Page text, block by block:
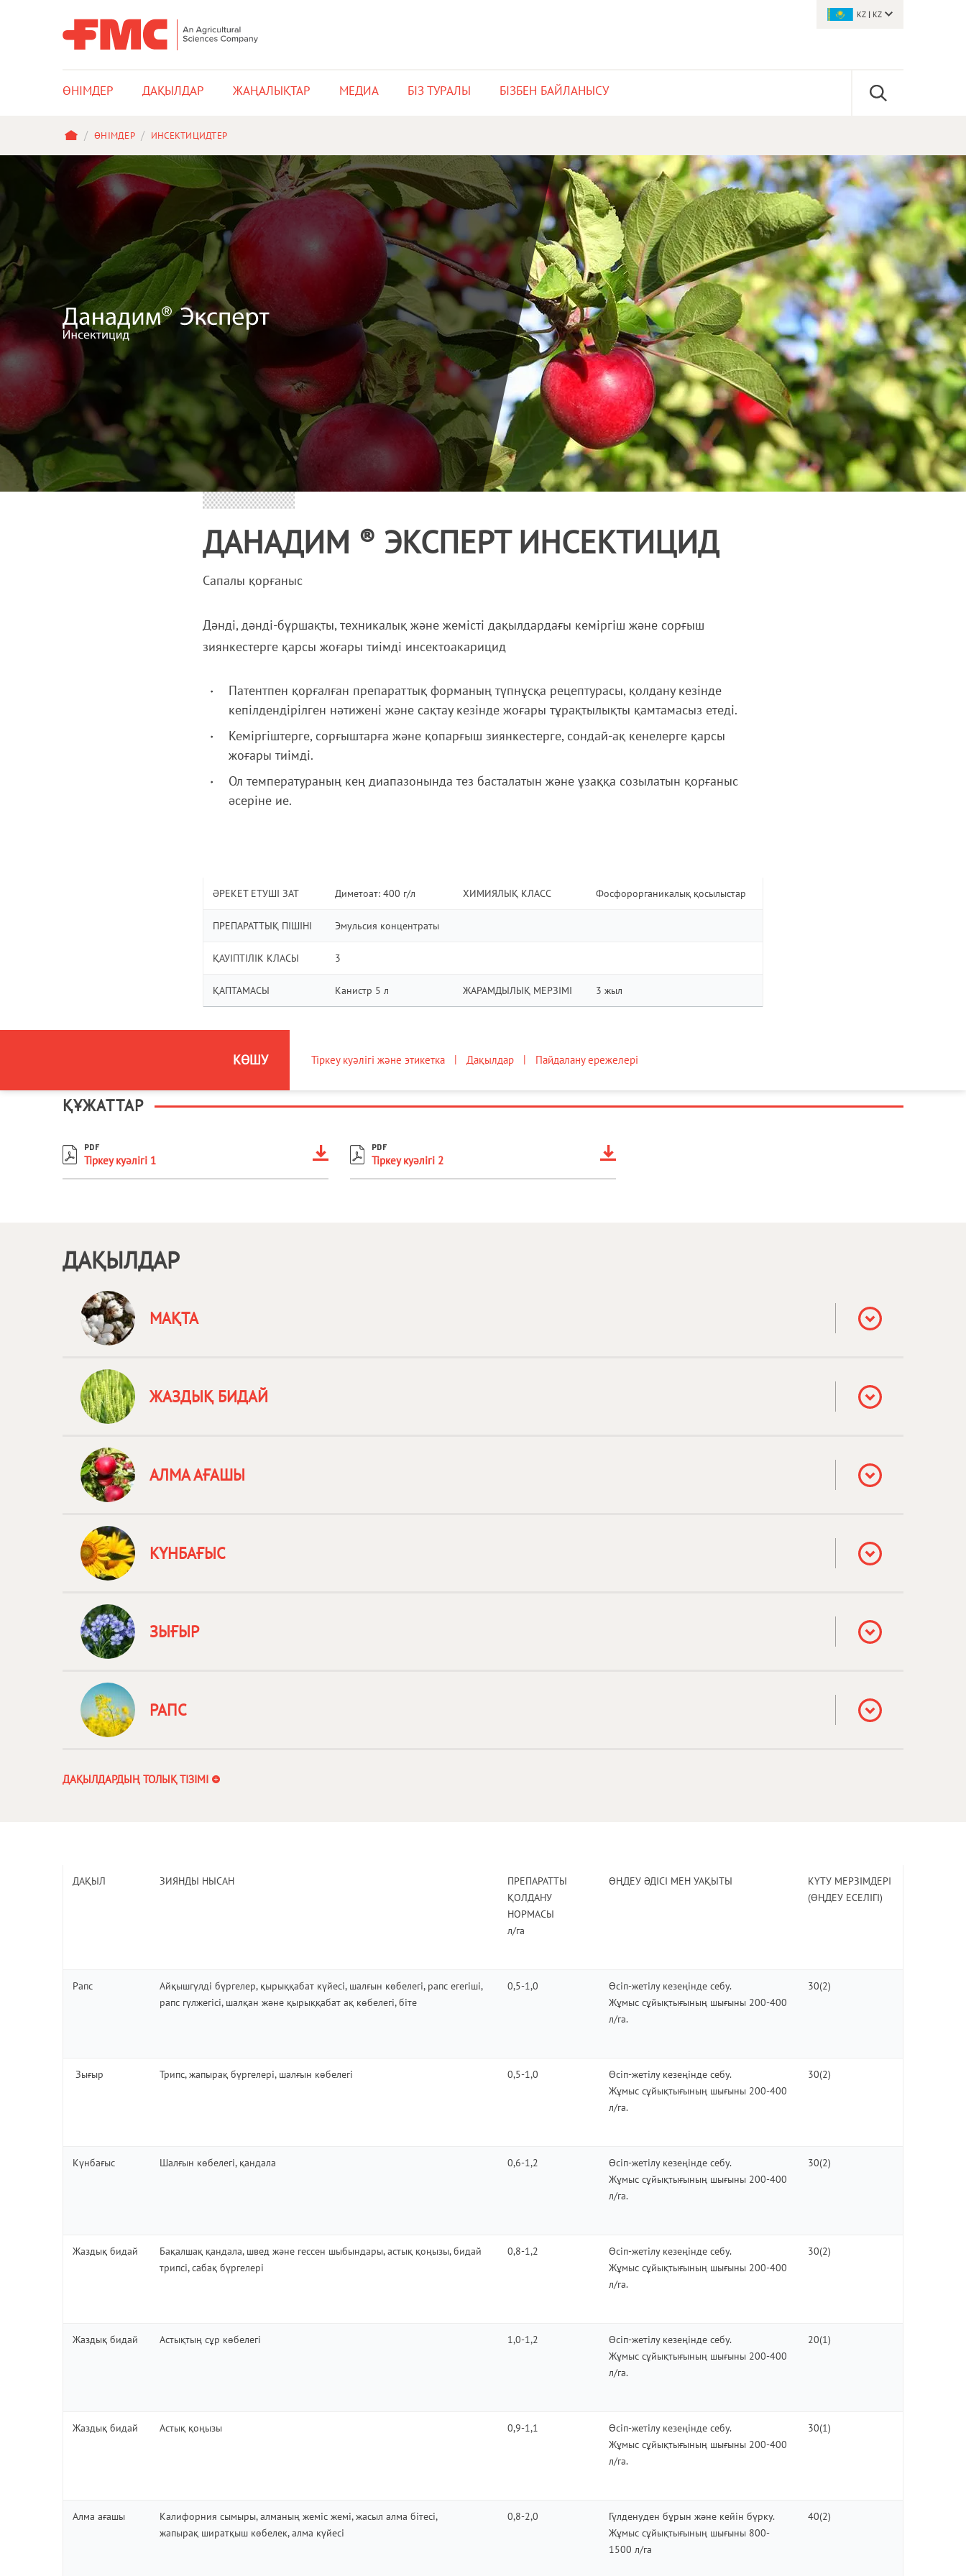
KZ | KZ
MAIN
ӨНІМДЕР ДАҚЫЛДАР ЖАҢАЛЫҚТАР МЕДИА​ БІЗ ТУРАЛЫ БІЗБЕН БАЙЛАНЫСУ
BREADCRUMB
ӨНІМДЕР ИНСЕКТИЦИДТЕР
ДАНАДИМ ® ЭКСПЕРТ ИНСЕКТИЦИД
Сапалы қорғаныс
Дәнді, дәнді-бұршақты, техникалық және жемісті дақылдардағы кеміргіш және сорғыш
зиянкестерге қарсы жоғары тиімді инсектоакарицид
Патентпен қорғалған препараттық форманың түпнұсқа рецептурасы, қолдану кезінде
кепілдендірілген нәтижені және сақтау кезінде жоғары тұрақтылықты қамтамасыз етеді.
Кеміргіштерге, сорғыштарға және қопарғыш зиянкестерге, сондай-ақ кенелерге қарсы
жоғары тиімді.
Ол температураның кең диапазонында тез басталатын және ұзаққа созылатын қорғаныс
әсеріне ие.
ӘРЕКЕТ ЕТУШІ ЗАТ Диметоат: 400 г/л ХИМИЯЛЫҚ КЛАСС Фосфорорганикалық қосылыстар
ПРЕПАРАТТЫҚ ПІШІНІ Эмульсия концентраты
ҚАУІПТІЛІК КЛАСЫ 3
ҚАПТАМАСЫ Канистр 5 л ЖАРАМДЫЛЫҚ МЕРЗІМІ 3 жыл
КӨШУ Тіркеу куәлігі және этикетка Дақылдар Пайдалану ережелері
ҚҰЖАТТАР
PDF
Тіркеу куәлігі 1
PDF
Тіркеу куәлігі 2
ДАҚЫЛДАР
МАҚТА
ЖАЗДЫҚ БИДАЙ
АЛМА АҒАШЫ
КҮНБАҒЫС
ЗЫҒЫР
РАПС
ДАҚЫЛДАРДЫҢ ТОЛЫҚ ТІЗІМІ
ДАҚЫЛ ЗИЯНДЫ НЫСАН
ПРЕПАРАТТЫ
ҚОЛДАНУ
НОРМАСЫ
л/га
ӨҢДЕУ ӘДІСІ МЕН УАҚЫТЫ
КҮТУ МЕРЗІМДЕРІ
(ӨҢДЕУ ЕСЕЛІГІ)
Рапс
Айқышгүлдi бүргелер, қырыққабат күйесі, шалғын көбелегі, рапс егегіші,
рапс гүлжегісі, шалқан және қырыққабат ақ көбелегi, біте
0,5-1,0
Өсіп-жетілу кезеңінде себу.
Жұмыс сұйықтығының шығыны 200-400
л/га.
30(2)
Зығыр Трипс, жапырақ бүргелері, шалғын көбелегі 0,5-1,0
Өсіп-жетілу кезеңінде себу.
Жұмыс сұйықтығының шығыны 200-400
л/га.
30(2)
Күнбағыс Шалғын көбелегі, қандала 0,6-1,2
Өсіп-жетілу кезеңінде себу.
Жұмыс сұйықтығының шығыны 200-400
л/га.
30(2)
Жаздық бидай
Бақалшақ қандала, швед және гессен шыбындары, астық қоңызы, бидай
трипсі, сабақ бүргелері
0,8-1,2
Өсіп-жетілу кезеңінде себу.
Жұмыс сұйықтығының шығыны 200-400
л/га.
30(2)
Жаздық бидай Астықтың сұр көбелегі 1,0-1,2
Өсіп-жетілу кезеңінде себу.
Жұмыс сұйықтығының шығыны 200-400
л/га.
20(1)
Жаздық бидай Астық қоңызы 0,9-1,1
Өсіп-жетілу кезеңінде себу.
Жұмыс сұйықтығының шығыны 200-400
л/га.
30(1)
Алма ағашы Калифорния сымыры,алманың жеміс жемі, жасыл алма бітесі,
жапырақ ширатқыш көбелек, алма күйесі
0,8-2,0
Гүлденуден бұрын және кейін бүрку.
Жұмыс сұйықтығының шығыны 800-
1500 л/га
40(2)